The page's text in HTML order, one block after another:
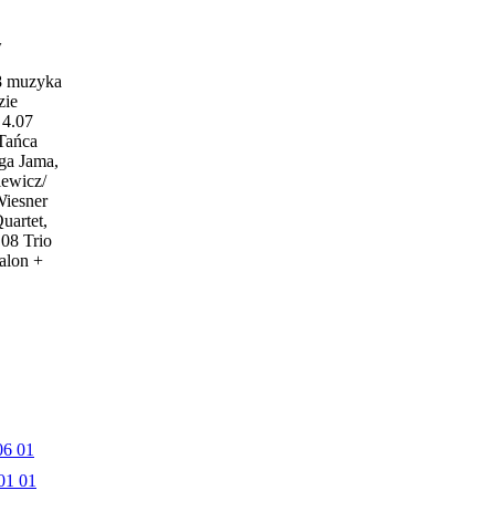
muzyka
Jama,
Trio
+